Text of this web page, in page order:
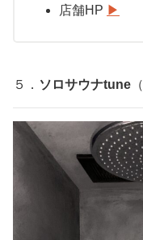
店舗HP ▶︎
５． ソロサウナtune （